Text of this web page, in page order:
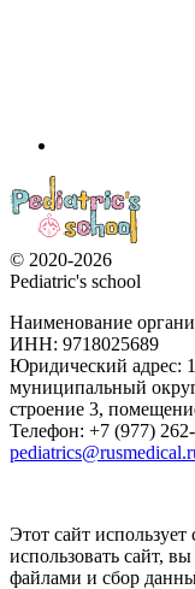
© 2020-2026
Pediatric's school
Наименование
ИНН: 9718025689
Юридический адрес:
муниципальный
строение 3,
Телефон: +7 (977)
Этот сайт
использовать сайт,
файлами и сбор